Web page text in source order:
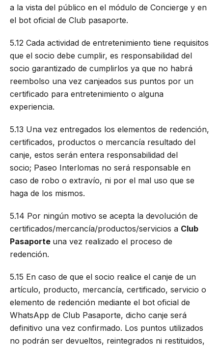
a la vista del público en el módulo de Concierge y en
el bot oficial de Club pasaporte.
5.12 Cada actividad de entretenimiento tiene requisitos
que el socio debe cumplir, es responsabilidad del
socio garantizado de cumplirlos ya que no habrá
reembolso una vez canjeados sus puntos por un
certificado para entretenimiento o alguna
experiencia.
5.13 Una vez entregados los elementos de redención,
certificados, productos o mercancía resultado del
canje, estos serán entera responsabilidad del
socio; Paseo Interlomas no será responsable en
caso de robo o extravío, ni por el mal uso que se
haga de los mismos.
5.14 Por ningún motivo se acepta la devolución de
certificados/mercancía/productos/servicios a Club
Pasaporte una vez realizado el proceso de
redención.
5.15 En caso de que el socio realice el canje de un
artículo, producto, mercancía, certificado, servicio o
elemento de redención mediante el bot oficial de
WhatsApp de Club Pasaporte, dicho canje será
definitivo una vez confirmado. Los puntos utilizados
no podrán ser devueltos, reintegrados ni restituidos,